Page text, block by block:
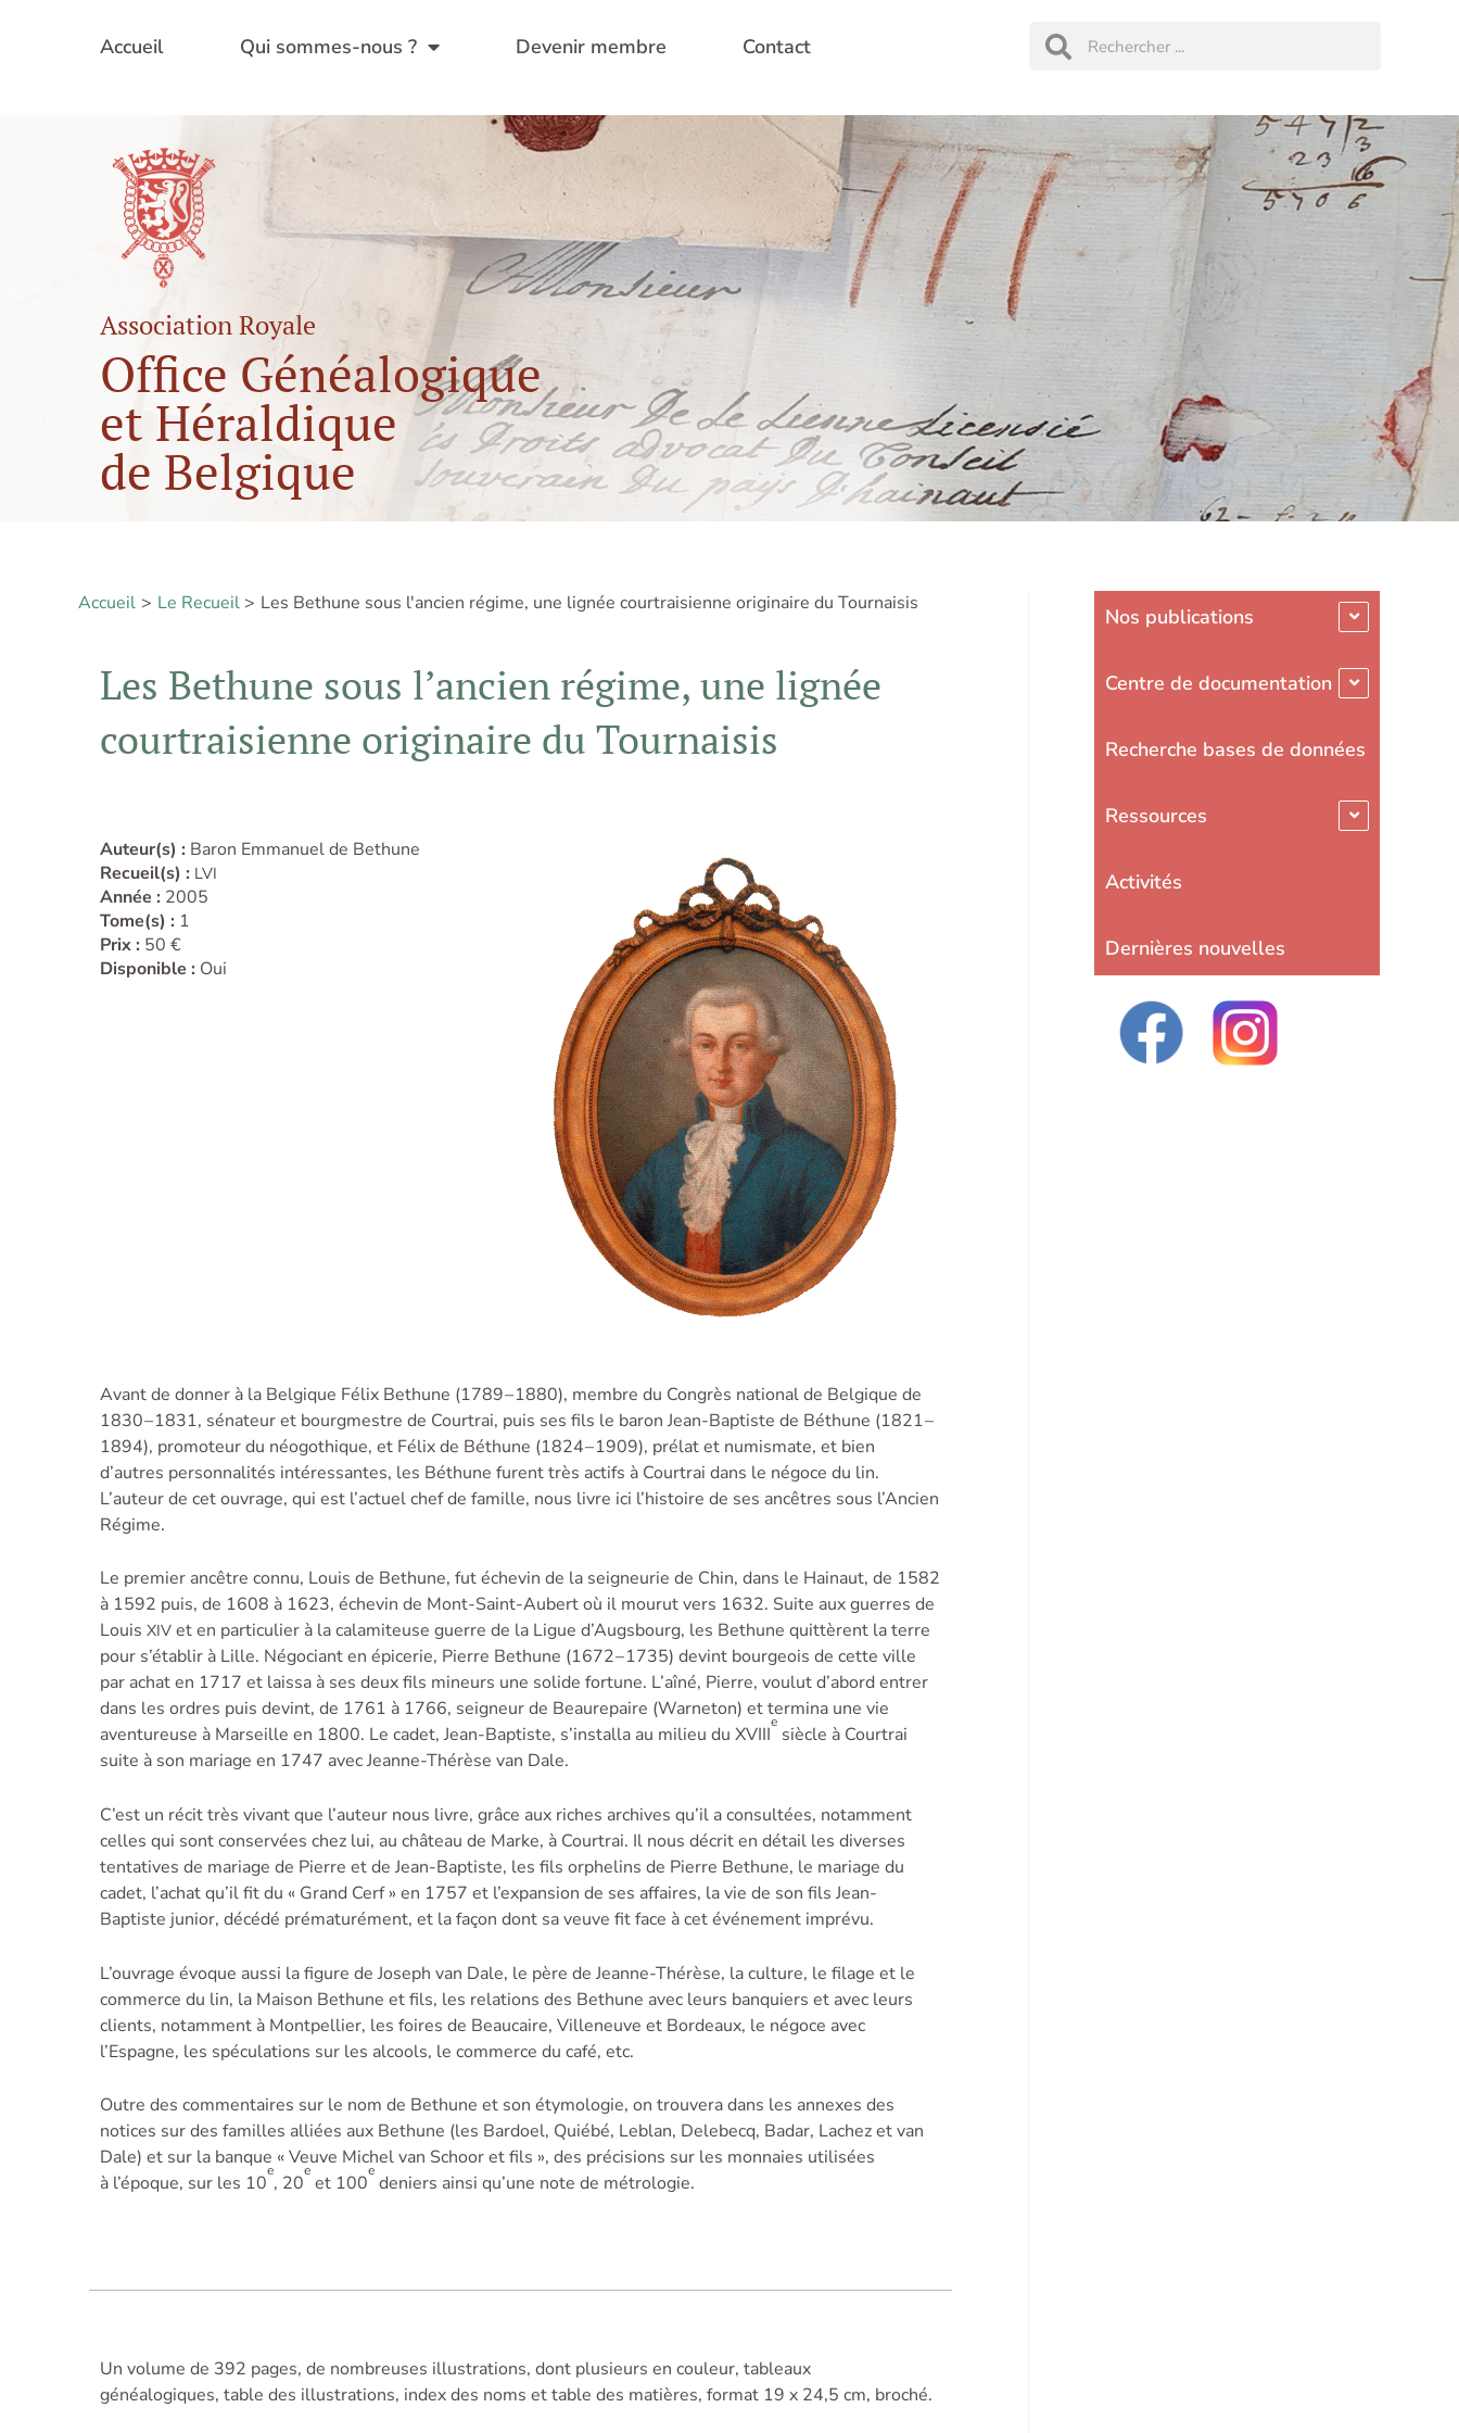
Accueil Qui sommes-nous ? Devenir membre Contact
RechercherRechercher
Association Royale
Office Généalogique
et Héraldique
de Belgique
Accueil Le Recueil Les Bethune sous l'ancien régime, une lignée courtraisienne originaire du Tournaisis
Les Bethune sous l’ancien régime, une lignée
courtraisienne originaire du Tournaisis
Auteur(s) : Baron Emmanuel de Bethune
Recueil(s) : LVI
Année : 2005
Tome(s) : 1
Prix : 50 €
Disponible : Oui
Avant de donner à la Belgique Félix Bethune (1789 – 1880), membre du Congrès national de Belgique de
1830 – 1831, sénateur et bourg­mestre de Courtrai, puis ses fils le baron Jean-Baptiste de Béthune (1821 –
1894), promoteur du néogothique, et Félix de Béthune (1824 – 1909), prélat et numismate, et bien
d’autres personnalités intéres­santes, les Béthune furent très actifs à Courtrai dans le négoce du lin.
L’auteur de cet ouvrage, qui est l’actuel chef de famille, nous livre ici l’histoire de ses ancêtres sous l’Ancien
Régime.
Le premier ancêtre connu, Louis de Bethune, fut échevin de la seigneurie de Chin, dans le Hainaut, de 1582
à 1592 puis, de 1608 à 1623, échevin de Mont-Saint-Aubert où il mourut vers 1632. Suite aux guerres de
Louis XIV et en particulier à la calamiteuse guerre de la Ligue d’Augsbourg, les Bethune quittèrent la terre
pour s’établir à Lille. Négociant en épicerie, Pierre Bethune (1672 – 1735) devint bour­geois de cette ville
par achat en 1717 et laissa à ses deux fils mineurs une solide fortune. L’aîné, Pierre, voulut d’abord entrer
dans les ordres puis devint, de 1761 à 1766, seigneur de Beaurepaire (Warneton) et termina une vie
aventureuse à Marseille en 1800. Le cadet, Jean-Baptiste, s’installa au milieu du XVIII
e
siècle à Courtrai
suite à son mariage en 1747 avec Jeanne-Thérèse van Dale.
C’est un récit très vivant que l’auteur nous livre, grâce aux riches archives qu’il a consultées, notamment
celles qui sont conservées chez lui, au château de Marke, à Courtrai. Il nous décrit en détail les diverses
tentatives de mariage de Pierre et de Jean-Baptiste, les fils orphelins de Pierre Bethune, le mariage du
cadet, l’achat qu’il fit du « Grand Cerf » en 1757 et l’expansion de ses affaires, la vie de son fils Jean-
Baptiste junior, décédé prématurément, et la façon dont sa veuve fit face à cet événement imprévu.
L’ouvrage évoque aussi la figure de Joseph van Dale, le père de Jeanne-Thérèse, la culture, le filage et le
commerce du lin, la Maison Bethune et fils, les relations des Bethune avec leurs banquiers et avec leurs
clients, notamment à Montpellier, les foires de Beaucaire, Villeneuve et Bordeaux, le négoce avec
l’Espagne, les spéculations sur les alcools, le commerce du café, etc.
Outre des commentaires sur le nom de Bethune et son étymologie, on trouvera dans les annexes des
notices sur des familles alliées aux Bethune (les Bardoel, Quiébé, Leblan, Delebecq, Badar, Lachez et van
Dale) et sur la banque « Veuve Michel van Schoor et fils », des préci­­sions sur les monnaies utilisées
à l’époque, sur les 10
e
, 20
e
et 100
e
deniers ainsi qu’une note de métrologie.
Un volume de 392 pages, de nombreuses illustrations, dont plusieurs en couleur, tableaux
généalogiques, table des illustrations, index des noms et table des matières, format 19 x 24,5 cm, broché.
Nos publications
Centre de documentation
Recherche bases de données
Ressources
Activités
Dernières nouvelles